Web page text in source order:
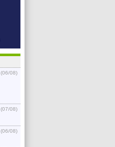
(06/08)
(07/08)
(06/08)